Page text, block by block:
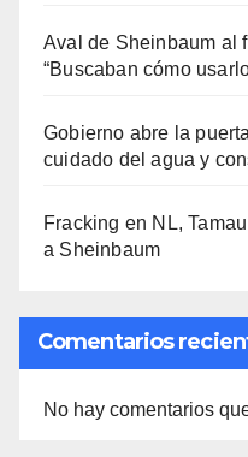
Aval de Sheinbaum al
“Buscaban cómo
Gobierno abre la
cuidado del agua y
Fracking en NL,
a Sheinbaum
Comentarios
No hay comentarios